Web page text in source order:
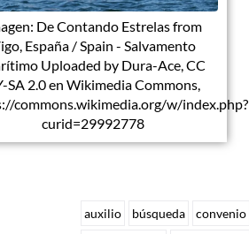
De Contando Estrelas from
España / Spain - Salvamento
Uploaded by Dura-Ace, CC
SA 2.0 en Wikimedia Commons,
commons.wikimedia.org/w/index.php?
curid=29992778
auxilio búsqueda
convenio